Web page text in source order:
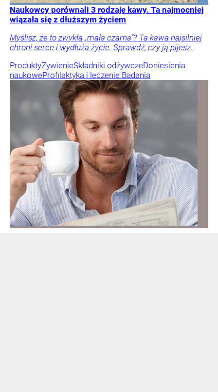
Naukowcy porównali 3 rodzaje kawy. Ta najmocniej
wiązała się z dłuższym życiem
Myślisz, że to zwykła „mała czarna”? Ta kawa najsilniej
chroni serce i wydłuża życie. Sprawdź, czy ją pijesz.
ProduktyŻywienieSkładniki odżywczeDoniesienia
naukoweProfilaktyka i leczenie Badania